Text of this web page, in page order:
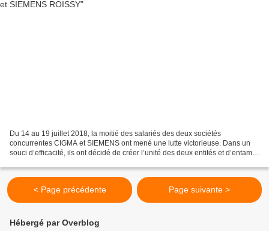
Du 14 au 19 juillet 2018, la moitié des salariés des deux sociétés
concurrentes CIGMA et SIEMENS ont mené une lutte victorieuse. Dans un
souci d’efficacité, ils ont décidé de créer l’unité des deux entités et d’entamer
< Page précédente Page suivante >
Hébergé par Overblog